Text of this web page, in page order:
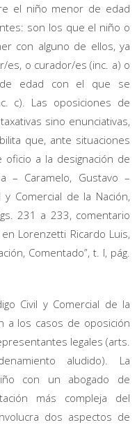
el niño menor de edad
son los que el niño o
con alguno de ellos, ya
es, o curador/es (inc. a) o
edad con el que se
c). Las oposiciones de
sino enunciativas,
que, ante situaciones
a la designación de
– Caramelo, Gustavo –
y Comercial de la Nación,
231 a 233, comentario
Lorenzetti Ricardo Luis,
Comentado”, t. I, pág.
Civil y Comercial de la
a los casos de oposición
legales (arts.
aludido). La
con un abogado de
más compleja del
dos aspectos de